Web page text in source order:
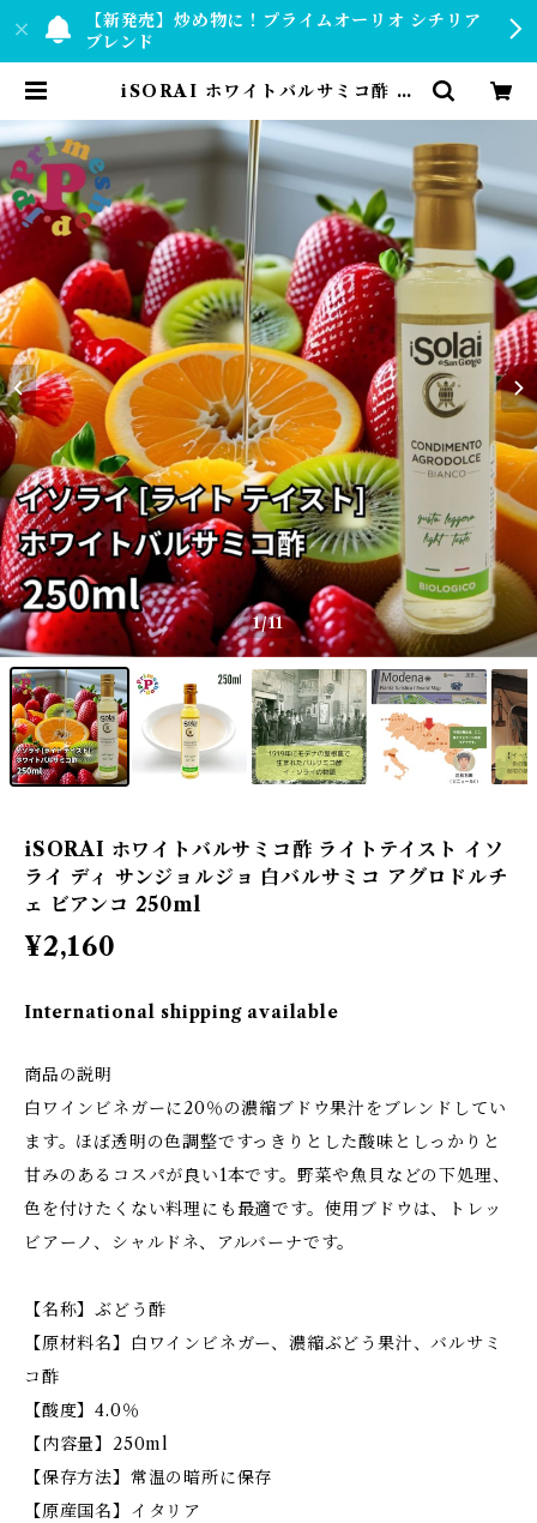
【新発売】炒め物に！プライムオーリオ シチリア
ブレンド
iSORAI ホワイトバルサミコ酢 ラ
ョルジョ 白バルサミコ アグロドル
チェ ビアンコ 250ml | 【公式】プ
ライムショップ by PRIMESHO
P.JP
1/11
iSORAI ホワイトバルサミコ酢 ライトテイスト イソ
ライ ディ サンジョルジョ 白バルサミコ アグロドルチ
ェ ビアンコ 250ml
¥2,160
International shipping available
商品の説明
白ワインビネガーに20％の濃縮ブドウ果汁をブレンドしてい
ます。ほぼ透明の色調整ですっきりとした酸味としっかりと
甘みのあるコスパが良い1本です。野菜や魚貝などの下処理、
色を付けたくない料理にも最適です。使用ブドウは、トレッ
ビアーノ、シャルドネ、アルバーナです。
【名称】ぶどう酢
【原材料名】白ワインビネガー、濃縮ぶどう果汁、バルサミ
コ酢
【酸度】4.0％
【内容量】250ml
【保存方法】常温の暗所に保存
【原産国名】イタリア